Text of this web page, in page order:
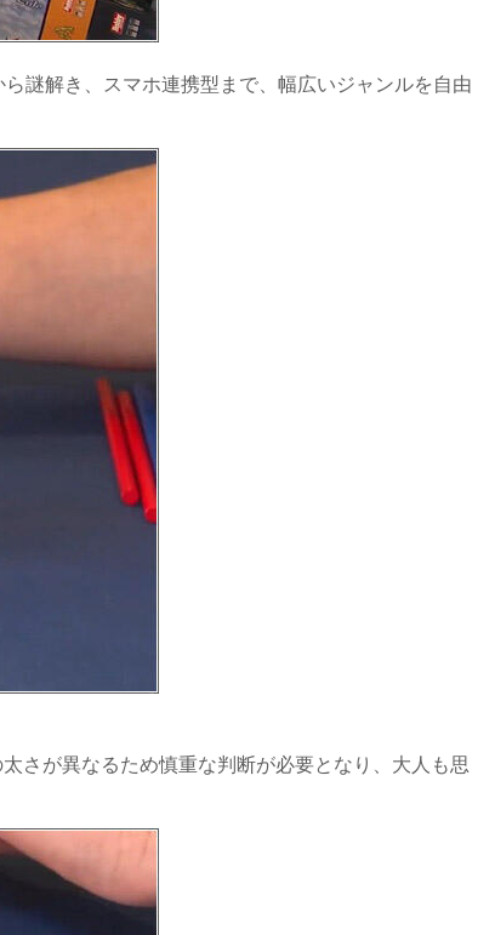
謎解き、スマホ連携型まで、幅広いジャンルを自由
さが異なるため慎重な判断が必要となり、大人も思